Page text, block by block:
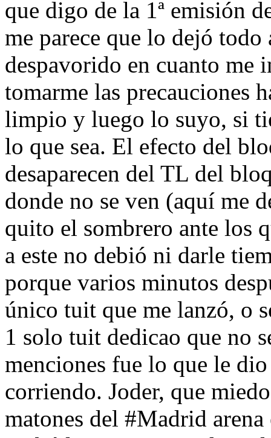
que digo de la 1ª emisión
me parece que lo dejó
despavorido en cuanto me
tomarme las precauciones
limpio y luego lo suyo, si
lo que sea. El efecto del
desaparecen del TL del
donde no se ven (aquí me
quito el sombrero ante los
a este no debió ni darle
porque varios minutos
único tuit que me lanzó, o
1 solo tuit dedicao que no
menciones fue lo que le
corriendo. Joder, que
matones del #Madrid